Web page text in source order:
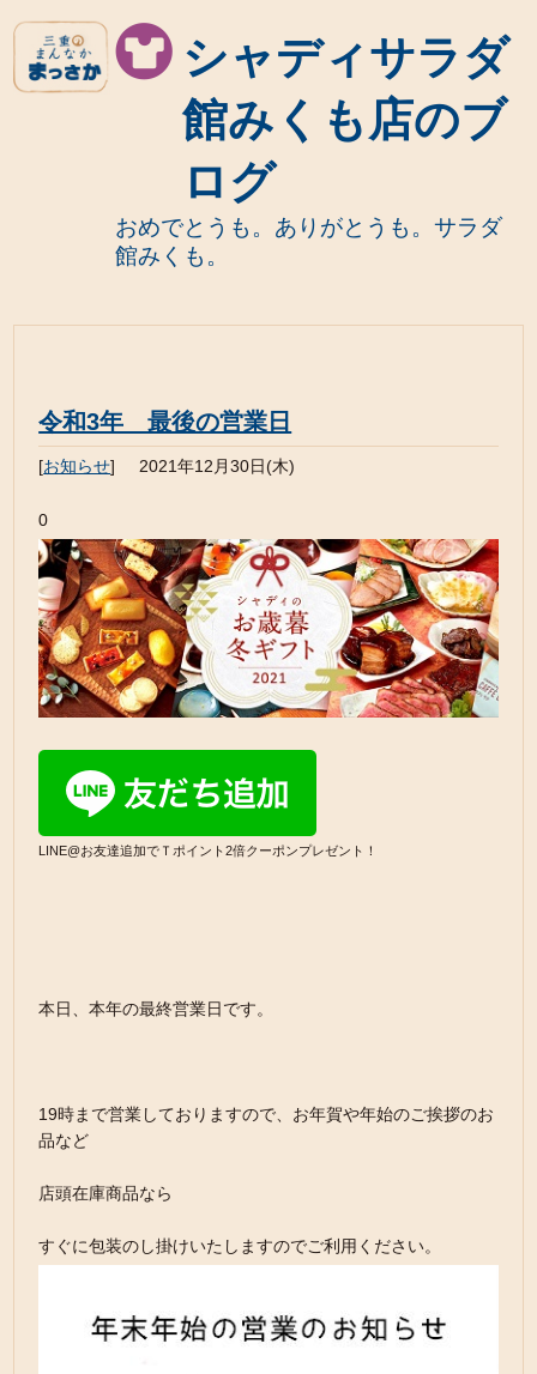
シャディサラダ
館みくも店のブ
ログ
おめでとうも。ありがとうも。サラダ
館みくも。
令和3年 最後の営業日
[お知らせ] 2021年12月30日(木)
0
LINE@お友達追加でＴポイント2倍クーポンプレゼント！
本日、本年の最終営業日です。
19時まで営業しておりますので、お年賀や年始のご挨拶のお
品など
店頭在庫商品なら
すぐに包装のし掛けいたしますのでご利用ください。